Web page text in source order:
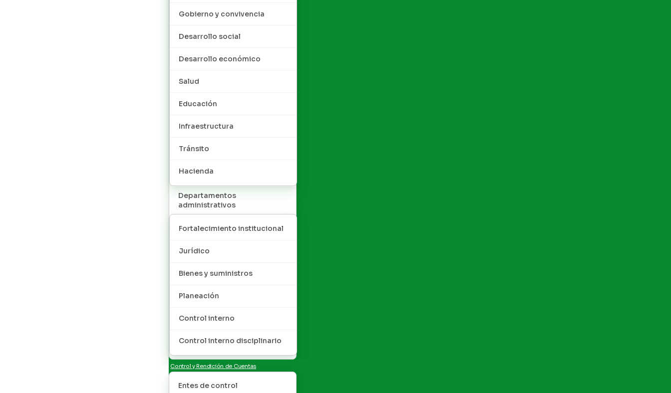
Gobierno y convivencia
Desarrollo social
Desarrollo económico
Salud
Educación
Infraestructura
Tránsito
Hacienda
Departamentos
administrativos
Fortalecimiento institucional
Jurídico
Bienes y suministros
Planeación
Control interno
Control interno disciplinario
Control y Rendición de Cuentas
Entes de control